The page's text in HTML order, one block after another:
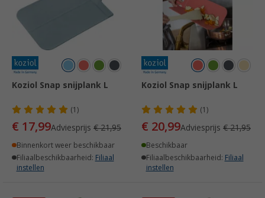
Koziol Snap snijplank L
(1)
€ 17,99Adviesprijs € 21,95
Binnenkort weer beschikbaar
Filiaalbeschikbaarheid: Filiaal
instellen
Koziol Snap snijplank L
(1)
€ 20,99Adviesprijs € 21,95
Beschikbaar
Filiaalbeschikbaarheid: Filiaal
instellen